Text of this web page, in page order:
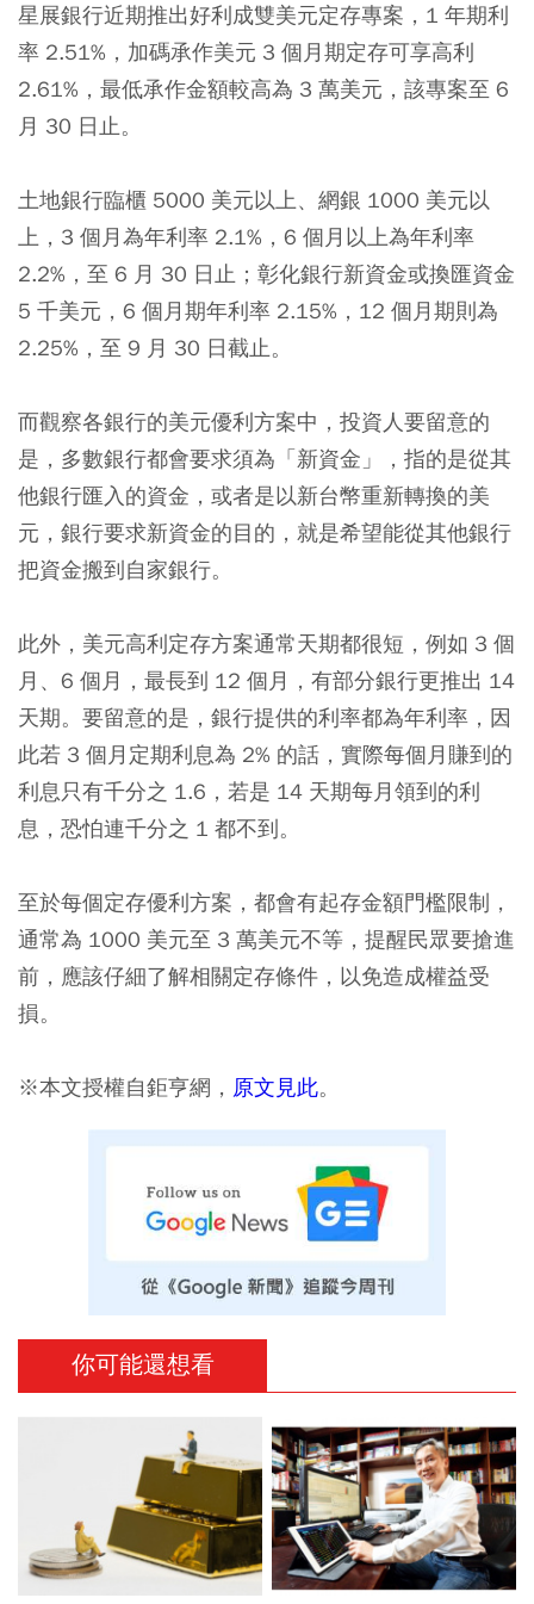
星展銀行近期推出好利成雙美元定存專案，1 年期利
率 2.51%，加碼承作美元 3 個月期定存可享高利
2.61%，最低承作金額較高為 3 萬美元，該專案至 6
月 30 日止。
土地銀行臨櫃 5000 美元以上、網銀 1000 美元以
上，3 個月為年利率 2.1%，6 個月以上為年利率
2.2%，至 6 月 30 日止；彰化銀行新資金或換匯資金
5 千美元，6 個月期年利率 2.15%，12 個月期則為
2.25%，至 9 月 30 日截止。
而觀察各銀行的美元優利方案中，投資人要留意的
是，多數銀行都會要求須為「新資金」，指的是從其
他銀行匯入的資金，或者是以新台幣重新轉換的美
元，銀行要求新資金的目的，就是希望能從其他銀行
把資金搬到自家銀行。
此外，美元高利定存方案通常天期都很短，例如 3 個
月、6 個月，最長到 12 個月，有部分銀行更推出 14
天期。要留意的是，銀行提供的利率都為年利率，因
此若 3 個月定期利息為 2% 的話，實際每個月賺到的
利息只有千分之 1.6，若是 14 天期每月領到的利
息，恐怕連千分之 1 都不到。
至於每個定存優利方案，都會有起存金額門檻限制，
通常為 1000 美元至 3 萬美元不等，提醒民眾要搶進
前，應該仔細了解相關定存條件，以免造成權益受
損。
※本文授權自鉅亨網， 原文見此。
你可能還想看